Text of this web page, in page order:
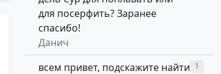
для посерфить? Заранее
спасибо!
Данич
всем привет, подскажите найти 1